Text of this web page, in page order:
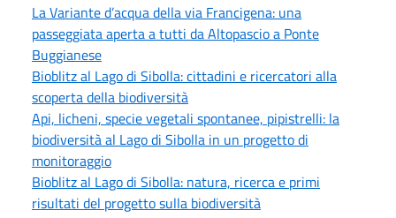
La Variante d’acqua della via Francigena: una
passeggiata aperta a tutti da Altopascio a Ponte
Buggianese
Bioblitz al Lago di Sibolla: cittadini e ricercatori alla
scoperta della biodiversità
Api, licheni, specie vegetali spontanee, pipistrelli: la
biodiversità al Lago di Sibolla in un progetto di
monitoraggio
Bioblitz al Lago di Sibolla: natura, ricerca e primi
risultati del progetto sulla biodiversità